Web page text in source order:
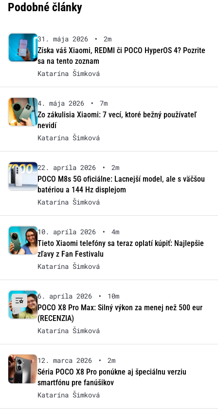
Podobné články
31. mája 2026 •
2m
Získa váš Xiaomi, REDMI či POCO HyperOS 4? Pozrite
sa na tento zoznam
Katarína Šimková
4. mája 2026 •
7m
Zo zákulisia Xiaomi: 7 vecí, ktoré bežný používateľ
nevidí
Katarína Šimková
22. apríla 2026 •
2m
POCO M8s 5G oficiálne: Lacnejší model, ale s väčšou
batériou a 144 Hz displejom
Katarína Šimková
10. apríla 2026 •
4m
Tieto Xiaomi telefóny sa teraz oplatí kúpiť: Najlepšie
zľavy z Fan Festivalu
Katarína Šimková
6. apríla 2026 •
10m
POCO X8 Pro Max: Silný výkon za menej než 500 eur
(RECENZIA)
Katarína Šimková
12. marca 2026 •
2m
Séria POCO X8 Pro ponúkne aj špeciálnu verziu
smartfónu pre fanúšikov
Katarína Šimková